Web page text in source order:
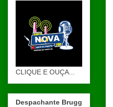
CLIQUE E OUÇA...
Despachante Brugg